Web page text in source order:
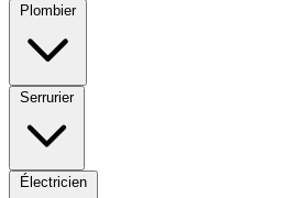
Plombier
Serrurier
Électricien